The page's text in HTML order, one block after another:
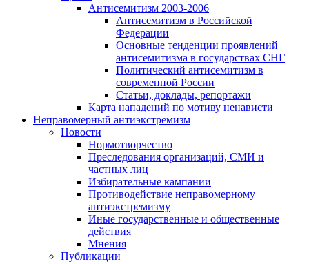
Антисемитизм 2003-2006
Антисемитизм в Российской
Федерации
Основные тенденции проявлений
антисемитизма в государствах СНГ
Политический антисемитизм в
современной России
Статьи, доклады, репортажи
Карта нападений по мотиву ненависти
Неправомерный антиэкстремизм
Новости
Нормотворчество
Преследования организаций, СМИ и
частных лиц
Избирательные кампании
Противодействие неправомерному
антиэкстремизму
Иные государственные и общественные
действия
Мнения
Публикации